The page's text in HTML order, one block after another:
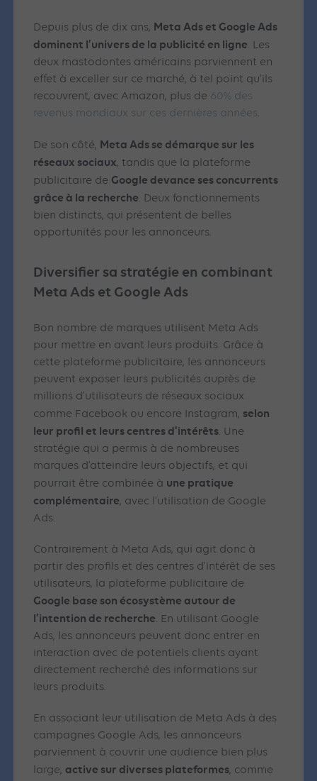
Depuis plus de dix ans, Meta Ads et Google Ads
dominent l’univers de la publicité en ligne. Les
deux mastodontes américains parviennent en
effet à exceller sur ce marché, à tel point qu’ils
recouvrent, avec Amazon, plus de 60% des
revenus mondiaux sur ces dernières années.
De son côté, Meta Ads se démarque sur les
réseaux sociaux, tandis que la plateforme
publicitaire de Google devance ses concurrents
grâce à la recherche. Deux fonctionnements
bien distincts, qui présentent de belles
opportunités pour les annonceurs.
Diversifier sa stratégie en combinant
Meta Ads et Google Ads
Bon nombre de marques utilisent Meta Ads
pour mettre en avant leurs produits. Grâce à
cette plateforme publicitaire, les annonceurs
peuvent exposer leurs publicités auprès de
millions d’utilisateurs de réseaux sociaux
comme Facebook ou encore Instagram, selon
leur profil et leurs centres d’intérêts. Une
stratégie qui a permis à de nombreuses
marques d’atteindre leurs objectifs, et qui
pourrait être combinée à une pratique
complémentaire, avec l’utilisation de Google
Ads.
Contrairement à Meta Ads, qui agit donc à
partir des profils et des centres d’intérêt de ses
utilisateurs, la plateforme publicitaire de
Google base son écosystème autour de
l’intention de recherche. En utilisant Google
Ads, les annonceurs peuvent donc entrer en
interaction avec de potentiels clients ayant
directement recherché des informations sur
leurs produits.
En associant leur utilisation de Meta Ads à des
campagnes Google Ads, les annonceurs
parviennent à couvrir une audience bien plus
large, active sur diverses plateformes, comme